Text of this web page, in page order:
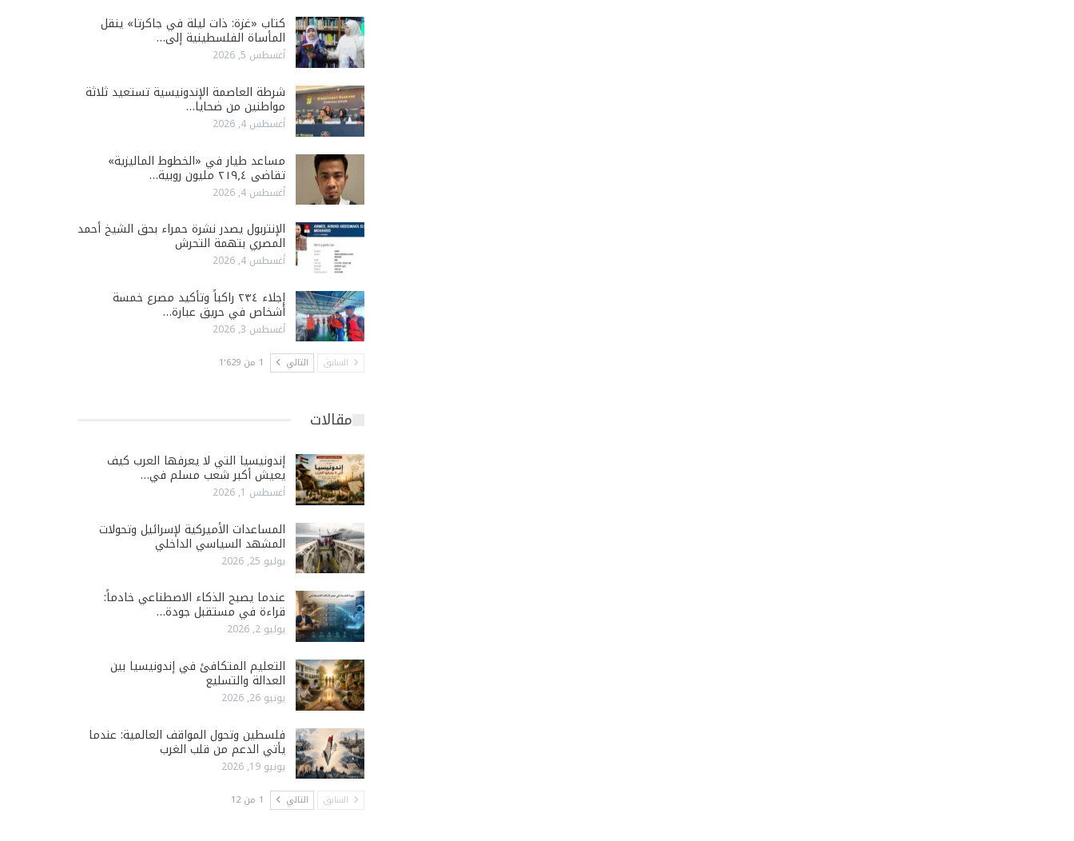
كتاب «غزة: ذات ليلة في جاكرتا» ينقل
المأساة الفلسطينية إلى…
أغسطس 5, 2026
شرطة العاصمة الإندونيسية تستعيد ثلاثة
مواطنين من ضحايا…
أغسطس 4, 2026
مساعد طيار في «الخطوط الماليزية»
تقاضى ٢١٩٫٤ مليون روبية…
أغسطس 4, 2026
الإنتربول يصدر نشرة حمراء بحق الشيخ أحمد
المصري بتهمة التحرش
أغسطس 4, 2026
إجلاء ٢٣٤ راكباً وتأكيد مصرع خمسة
أشخاص في حريق عبارة…
أغسطس 3, 2026
السابق التالي 1 من 1٬629
مقالات
إندونيسيا التي لا يعرفها العرب كيف
يعيش أكبر شعب مسلم في…
أغسطس 1, 2026
المساعدات الأميركية لإسرائيل وتحولات
المشهد السياسي الداخلي
يوليو 25, 2026
عندما يصبح الذكاء الاصطناعي خادماً:
قراءة في مستقبل جودة…
يوليو 2, 2026
التعليم المتكافئ في إندونيسيا بين
العدالة والتسليع
يونيو 26, 2026
فلسطين وتحول المواقف العالمية: عندما
يأتي الدعم من قلب الغرب
يونيو 19, 2026
السابق التالي 1 من 12